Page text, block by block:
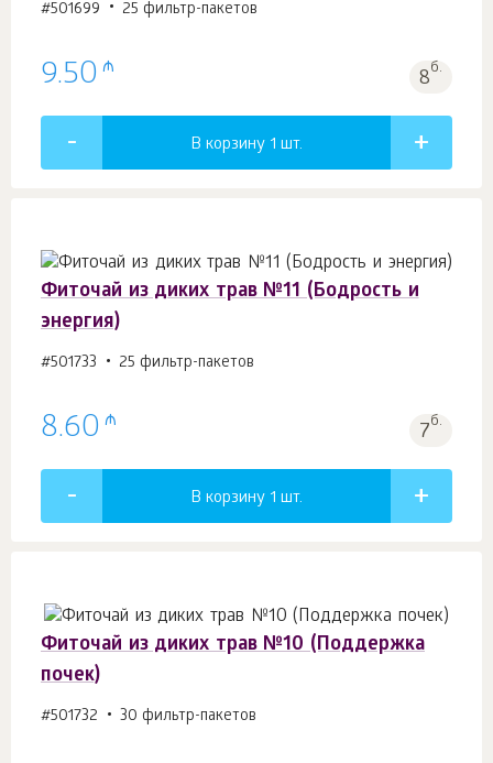
#501699 25 фильтр-пакетов
9.50 ₼ 8б.
В корзину 1 шт.
Фиточай из диких трав №11 (Бодрость и
энергия)
#501733 25 фильтр-пакетов
8.60 ₼ 7б.
В корзину 1 шт.
Фиточай из диких трав №10 (Поддержка
почек)
#501732 30 фильтр-пакетов